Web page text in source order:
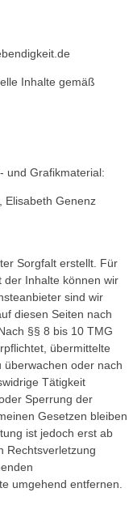
Inhalte gemäß
und Grafikmaterial:
Elisabeth Genenz
Sorgfalt erstellt. Für
der Inhalte können wir
sind wir
diesen Seiten nach
§§ 8 bis 10 TMG
übermittelte
oder nach
Tätigkeit
Sperrung der
Gesetzen bleiben
ist jedoch erst ab
Rechtsverletzung
umgehend entfernen.